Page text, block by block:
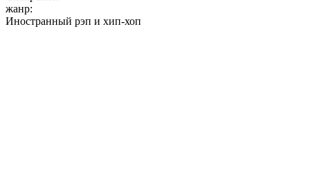
жанр:
Иностранный рэп и хип-хоп